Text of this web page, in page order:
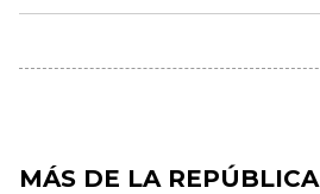
MÁS DE LA REPÚBLICA